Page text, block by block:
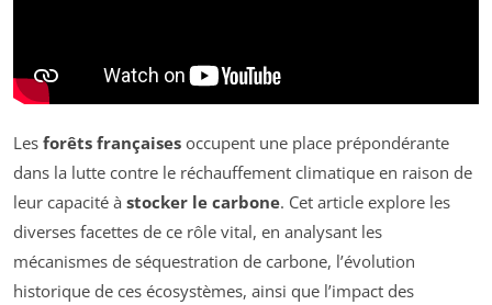
Les forêts françaises occupent une place prépondérante
dans la lutte contre le réchauffement climatique en raison de
leur capacité à stocker le carbone. Cet article explore les
diverses facettes de ce rôle vital, en analysant les
mécanismes de séquestration de carbone, l’évolution
historique de ces écosystèmes, ainsi que l’impact des